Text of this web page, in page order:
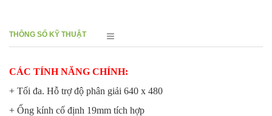
THÔNG SỐ KỸ THUẬT
CÁC TÍNH NĂNG CHÍNH:
+ Tối đa. Hỗ trợ độ phân giải 640 x 480
+ Ống kính cố định 19mm tích hợp